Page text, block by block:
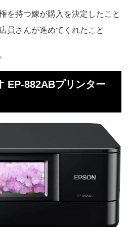
を持つ嫁が購入を決定したこと
員さんが進めてくれたこと
EP-882ABプリンター